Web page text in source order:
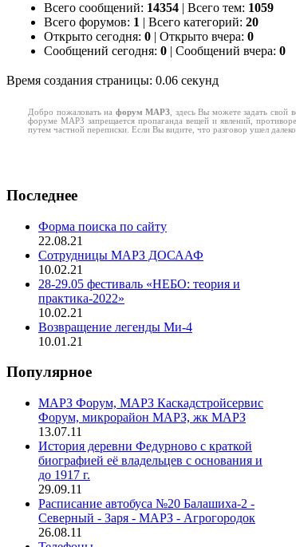
Всего сообщений: 14354 | Всего тем: 1059
Всего форумов: 1 | Всего категорий: 20
Открыто сегодня: 0 | Открыто вчера: 0
Сообщений сегодня: 0 | Сообщений вчера: 0
Время создания страницы: 0.06 секунд
Добро пожаловать на форум МАРЗ, здесь Вы можете задать свой
форуме МАРЗ запрещается пропаганда вещей и явлений,
путем частной переписки. Если Вы видите, что разговор ушел
Последнее
Форма поиска по сайту
22.08.21
Сотрудницы МАРЗ ДОСААФ
10.02.21
28-29.05 фестиваль «НЕБО: теория и
практика-2022»
10.02.21
Возвращение легенды Ми-4
10.01.21
Популярное
МАРЗ Форум, МАРЗ Каскадстройсервис
Форум, микрорайон МАРЗ, жк МАРЗ
13.07.11
История деревни Федурново с краткой
биографией её владельцев с основания и
до 1917 г.
29.09.11
Расписание автобуса №20 Балашиха-2 -
Северный - Заря - МАРЗ - Агрогородок
26.08.11